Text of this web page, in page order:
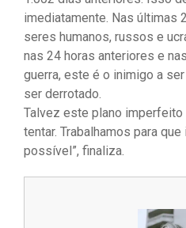
imediatamente. Nas últimas
seres humanos, russos e
nas 24 horas anteriores e
guerra, este é o inimigo a
ser derrotado.
Talvez este plano
tentar. Trabalhamos para
possível”, finaliza.